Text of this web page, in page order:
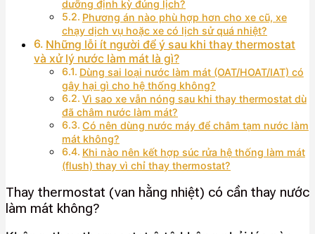
dưỡng định kỳ đúng lịch?
Phương án nào phù hợp hơn cho xe cũ, xe
chạy dịch vụ hoặc xe có lịch sử quá nhiệt?
Những lỗi ít người để ý sau khi thay thermostat
và xử lý nước làm mát là gì?
Dùng sai loại nước làm mát (OAT/HOAT/IAT) có
gây hại gì cho hệ thống không?
Vì sao xe vẫn nóng sau khi thay thermostat dù
đã châm nước làm mát?
Có nên dùng nước máy để châm tạm nước làm
mát không?
Khi nào nên kết hợp súc rửa hệ thống làm mát
(flush) thay vì chỉ thay thermostat?
Thay thermostat (van hằng nhiệt) có cần thay nước
làm mát không?